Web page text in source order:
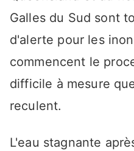
Galles du Sud sont
d'alerte pour les
commencent le
difficile à mesure
reculent.
L'eau stagnante